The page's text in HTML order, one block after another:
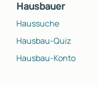
Hausbauer
Haussuche
Hausbau-Quiz
Hausbau-Konto